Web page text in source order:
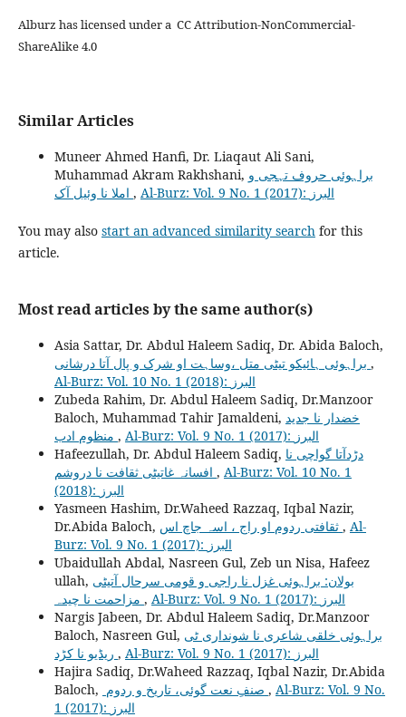
Alburz has licensed under a CC Attribution-NonCommercial-
ShareAlike 4.0
Similar Articles
Muneer Ahmed Hanfi, Dr. Liaqaut Ali Sani,
Muhammad Akram Rakhshani, براہوئی حروف تہجی و
, Al-Burz: Vol. 9 No. 1 (2017): البرز
You may also start an advanced similarity search for this
article.
Most read articles by the same author(s)
Asia Sattar, Dr. Abdul Haleem Sadiq, Dr. Abida Baloch,
,
Al-Burz: Vol. 10 No. 1 (2018): البرز
Zubeda Rahim, Dr. Abdul Haleem Sadiq, Dr.Manzoor
Baloch, Muhammad Tahir Jamaldeni, خضدار نا جدید
,
Al-Burz: Vol. 9 No. 1 (2017): البرز
Hafeezullah, Dr. Abdul Haleem Sadiq, دڑدآتا گواچی نا
, Al-Burz: Vol. 10 No. 1
(2018): البرز
Yasmeen Hashim, Dr.Waheed Razzaq, Iqbal Nazir,
Dr.Abida Baloch,
ثقافتی ردوم او راج ، اسہ جاچ اس , Al-
Burz: Vol. 9 No. 1 (2017): البرز
Ubaidullah Abdal, Nasreen Gul, Zeb un Nisa, Hafeez
ullah, بولان: براہوئی غزل نا راجی و قومی سرحال آتیٹی
,
Al-Burz: Vol. 9 No. 1 (2017): البرز
Nargis Jabeen, Dr. Abdul Haleem Sadiq, Dr.Manzoor
Baloch, Nasreen Gul, براہوئی خلقی شاعری نا شونداری ٹی
,
Al-Burz: Vol. 9 No. 1 (2017): البرز
Hajira Sadiq, Dr.Waheed Razzaq, Iqbal Nazir, Dr.Abida
Baloch,
, Al-Burz: Vol. 9 No.
1 (2017): البرز